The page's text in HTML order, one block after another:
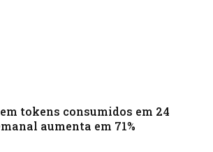
tokens consumidos em 24
aumenta em 71%